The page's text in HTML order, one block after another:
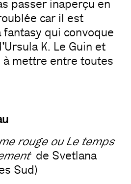
passer inaperçu en
car il est
fantasy qui convoque
K. Le Guin et
à mettre entre toutes
rouge ou Le temps
de Svetlana
Sud)